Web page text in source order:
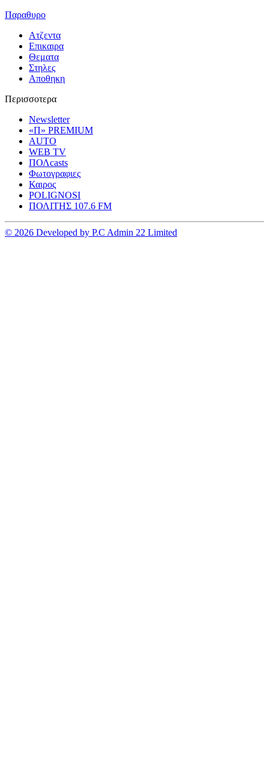
Παραθυρο
Ατζεντα
Επικαιρα
Θεματα
Στηλες
Αποθηκη
Περισσοτερα
Newsletter
«Π» PREMIUM
AUTO
WEB TV
ΠΟΛcasts
Φωτογραφιες
Καιρος
POLIGNOSI
ΠΟΛΙΤΗΣ 107.6 FM
© 2026 Developed by P.C Admin 22 Limited